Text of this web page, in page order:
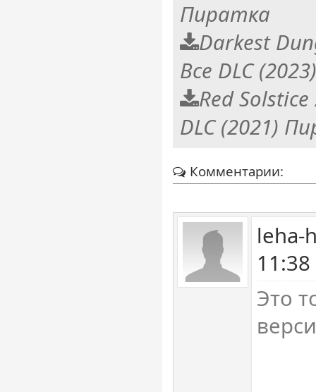
Пиратка
Darkest
Все DLC
Red
DLC (2021)
Комментарии:
leha-
Это